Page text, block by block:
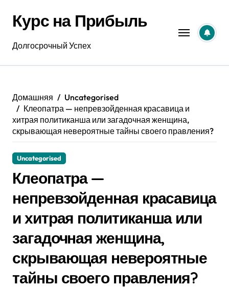
содержанию
Курс на Прибыль
Долгосрочный Успех
Домашняя
Uncategorised
Клеопатра — непревзойденная красавица и
хитрая политиканша или загадочная женщина,
скрывающая невероятные тайны своего правления?
Uncategorised
Клеопатра —
непревзойденная красавица
и хитрая политиканша или
загадочная женщина,
скрывающая невероятные
тайны своего правления?